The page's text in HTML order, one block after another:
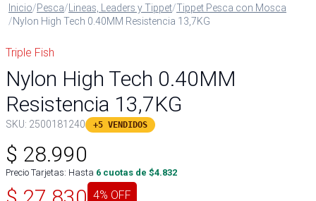
Inicio/Pesca/Lineas, Leaders y Tippet/Tippet Pesca con Mosca
/Nylon High Tech 0.40MM Resistencia 13,7KG
Triple Fish
Nylon High Tech 0.40MM
Resistencia 13,7KG
SKU: 2500181240 +5 VENDIDOS
$ 28.990
Precio Tarjetas: Hasta 6 cuotas de $4.832
4% OFF